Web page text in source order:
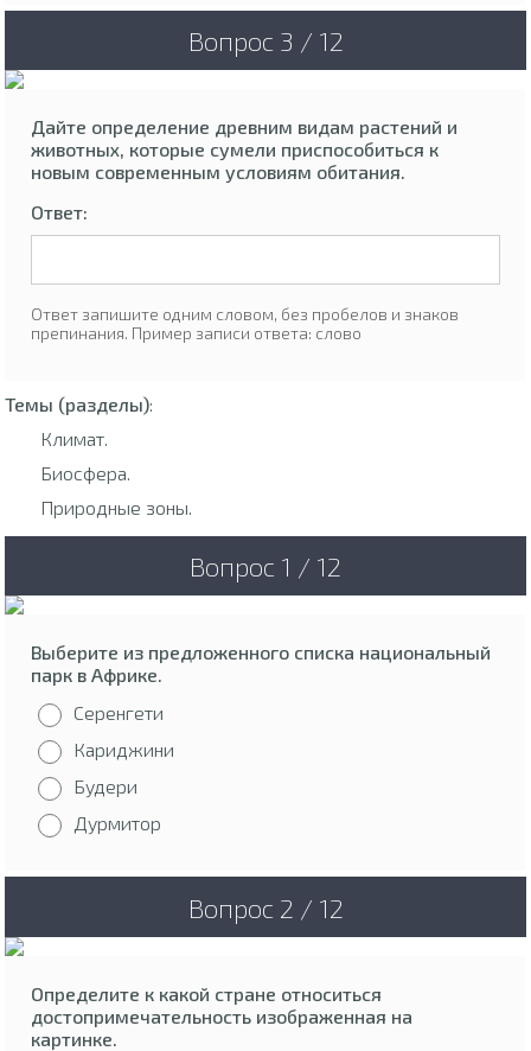
Вопрос 3 / 12
Дайте определение древним видам растений и
животных, которые сумели приспособиться к
новым современным условиям обитания.
Ответ:
Ответ запишите одним словом, без пробелов и знаков
препинания. Пример записи ответа: слово
Темы (разделы):
Климат.
Биосфера.
Природные зоны.
Вопрос 1 / 12
Выберите из предложенного списка национальный
парк в Африке.
Серенгети
Кариджини
Будери
Дурмитор
Вопрос 2 / 12
Определите к какой стране относиться
достопримечательность изображенная на
картинке.